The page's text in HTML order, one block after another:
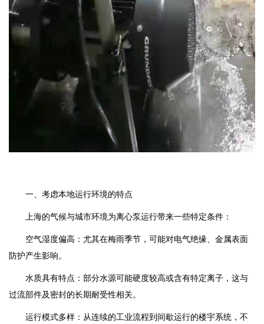
一、考虑本地运行环境的特点
上海的气候与城市环境为离心泵运行带来一些特定条件：
空气湿度偏高：尤其在梅雨季节，可能对电气绝缘、金属表面
防护产生影响。
水质具有特点：部分水源可能硬度较高或含有特定离子，这与
过流部件及密封的长期耐受性相关。
运行模式多样：从连续的工业流程到间歇运行的楼宇系统，不